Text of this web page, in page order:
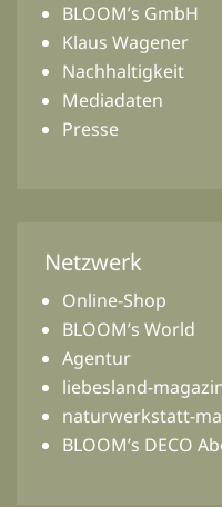
BLOOM’s GmbH
Klaus Wagener
Nachhaltigkeit
Mediadaten
Presse
Netzwerk
Online-Shop
BLOOM’s World
Agentur
liebesland-
naturwerkstatt-
BLOOM’s DECO